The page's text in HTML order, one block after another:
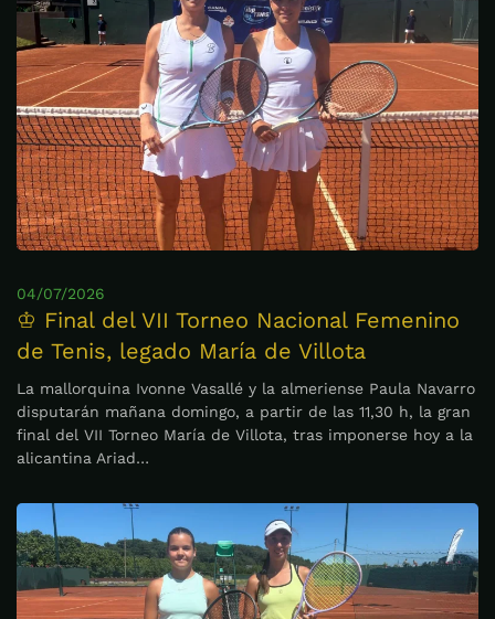
04/07/2026
♔ Final del VII Torneo Nacional Femenino
de Tenis, legado María de Villota
La mallorquina Ivonne Vasallé y la almeriense Paula Navarro
disputarán mañana domingo, a partir de las 11,30 h, la gran
final del VII Torneo María de Villota, tras imponerse hoy a la
alicantina Ariad…